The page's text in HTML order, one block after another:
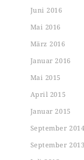
Juni 2016
Mai 2016
März 2016
Januar 2016
Mai 2015
April 2015
Januar 2015
September
September